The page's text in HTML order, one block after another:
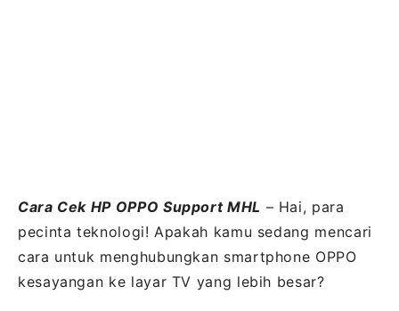
Cara Cek HP OPPO Support MHL – Hai, para
pecinta teknologi! Apakah kamu sedang mencari
cara untuk menghubungkan smartphone OPPO
kesayangan ke layar TV yang lebih besar?